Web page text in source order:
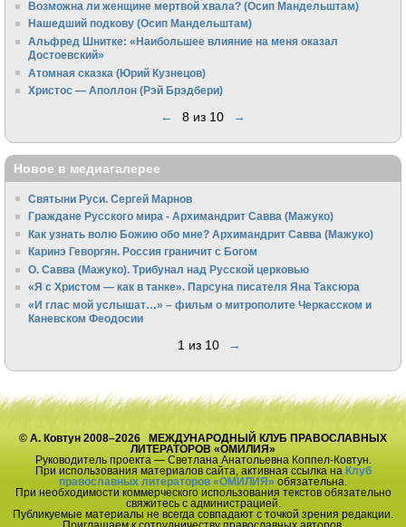
Возможна ли женщине мертвой хвала? (Осип Мандельштам)
Нашедший подкову (Осип Мандельштам)
Альфред Шнитке: «Наибольшее влияние на меня оказал
Достоевский»
Атомная сказка (Юрий Кузнецов)
Христос — Аполлон (Рэй Брэдбери)
← 8 из 10 →
Новое в медиагалерее
Святыни Руси. Сергей Марнов
Граждане Русского мира - Архимандрит Савва (Мажуко)
Как узнать волю Божию обо мне? Архимандрит Савва (Мажуко)
Каринэ Геворгян. Россия граничит с Богом
О. Савва (Мажуко). Трибунал над Русской церковью
«Я с Христом — как в танке». Парсуна писателя Яна Таксюра
«И глас мой услышат…» – фильм о митрополите Черкасском и
Каневском Феодосии
1 из 10 →
© А. Ковтун 2008–2026 МЕЖДУНАРОДНЫЙ КЛУБ ПРАВОСЛАВНЫХ
ЛИТЕРАТОРОВ «ОМИЛИЯ»
Руководитель проекта — Светлана Анатольевна Коппел-Ковтун.
При использования материалов сайта, активная ссылка на Клуб
православных литераторов «ОМИЛИЯ» обязательна.
При необходимости коммерческого использования текстов обязательно
свяжитесь с администрацией.
Публикуемые материалы не всегда совпадают с точкой зрения редакции.